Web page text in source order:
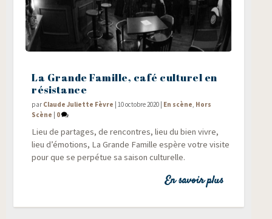
La Grande Famille, café culturel en
résistance
par Claude Juliette Fèvre |10 octobre 2020 En scène, Hors
Scène
0
Lieu de par­tages, de ren­contres, lieu du bien vivre,
lieu d’émotions, La Grande Famille espère votre visite
pour que se per­pé­tue sa sai­son culturelle.
En savoir plus